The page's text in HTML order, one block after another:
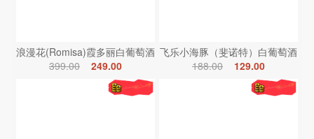
浪漫花(Romisa)霞多丽白葡萄酒
399.00
249.00
飞乐小海豚（斐诺特）白葡萄酒
188.00
129.00